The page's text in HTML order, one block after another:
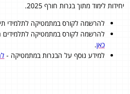
יחידות לימוד מתוך בגרות חורף 2025.
להרשמה לקורס במתמטיקה לתלמידי
להרשמה לקורס במתמטיקה לתלמידים
כאן.
למידע נוסף על הבגרות במתמטיקה -